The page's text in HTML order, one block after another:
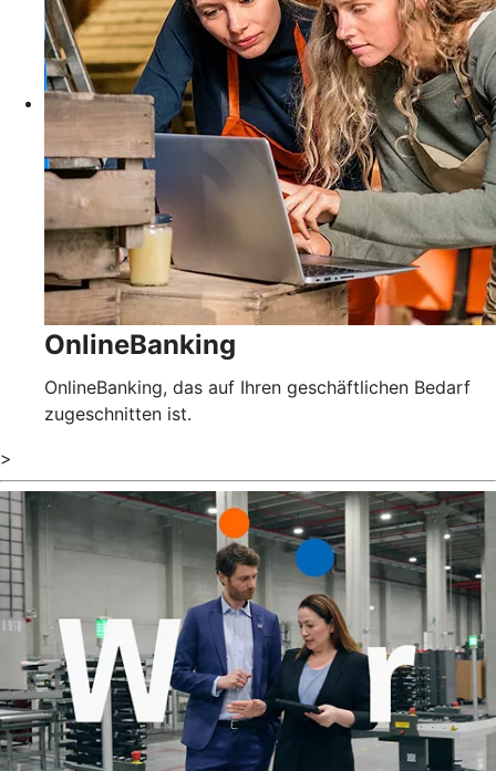
OnlineBanking
OnlineBanking, das auf Ihren geschäftlichen Bedarf
zugeschnitten ist.
>